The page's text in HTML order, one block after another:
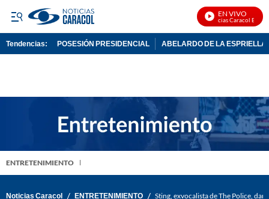
EN VIVO
Noticias Caracol En Vivo
Tendencias: POSESIÓN PRESIDENCIAL ABELARDO DE LA ESPRIELLA
ENTRETENIMIENTO
Noticias Caracol / ENTRETENIMIENTO / Sting, exvocalista de The Police,